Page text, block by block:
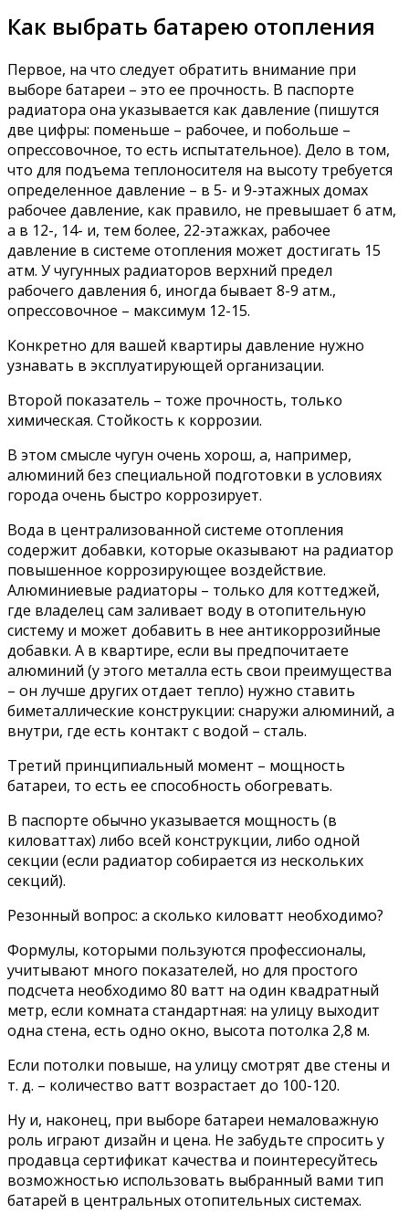
Как выбрать батарею отопления
Первое, на что следует обратить внимание при
выборе батареи – это ее прочность. В паспорте
радиатора она указывается как давление (пишутся
две цифры: поменьше – рабочее, и побольше –
опрессовочное, то есть испытательное). Дело в том,
что для подъема теплоносителя на высоту требуется
определенное давление – в 5- и 9-этажных домах
рабочее давление, как правило, не превышает 6 атм,
а в 12-, 14- и, тем более, 22-этажках, рабочее
давление в системе отопления может достигать 15
атм. У чугунных радиаторов верхний предел
рабочего давления 6, иногда бывает 8-9 атм.,
опрессовочное – максимум 12-15.
Конкретно для вашей квартиры давление нужно
узнавать в эксплуатирующей организации.
Второй показатель – тоже прочность, только
химическая. Стойкость к коррозии.
В этом смысле чугун очень хорош, а, например,
алюминий без специальной подготовки в условиях
города очень быстро коррозирует.
Вода в централизованной системе отопления
содержит добавки, которые оказывают на радиатор
повышенное коррозирующее воздействие.
Алюминиевые радиаторы – только для коттеджей,
где владелец сам заливает воду в отопительную
систему и может добавить в нее антикоррозийные
добавки. А в квартире, если вы предпочитаете
алюминий (у этого металла есть свои преимущества
– он лучше других отдает тепло) нужно ставить
биметаллические конструкции: снаружи алюминий, а
внутри, где есть контакт с водой – сталь.
Третий принципиальный момент – мощность
батареи, то есть ее способность обогревать.
В паспорте обычно указывается мощность (в
киловаттах) либо всей конструкции, либо одной
секции (если радиатор собирается из нескольких
секций).
Резонный вопрос: а сколько киловатт необходимо?
Формулы, которыми пользуются профессионалы,
учитывают много показателей, но для простого
подсчета необходимо 80 ватт на один квадратный
метр, если комната стандартная: на улицу выходит
одна стена, есть одно окно, высота потолка 2,8 м.
Если потолки повыше, на улицу смотрят две стены и
т. д. – количество ватт возрастает до 100-120.
Ну и, наконец, при выборе батареи немаловажную
роль играют дизайн и цена. Не забудьте спросить у
продавца сертификат качества и поинтересуйтесь
возможностью использовать выбранный вами тип
батарей в центральных отопительных системах.